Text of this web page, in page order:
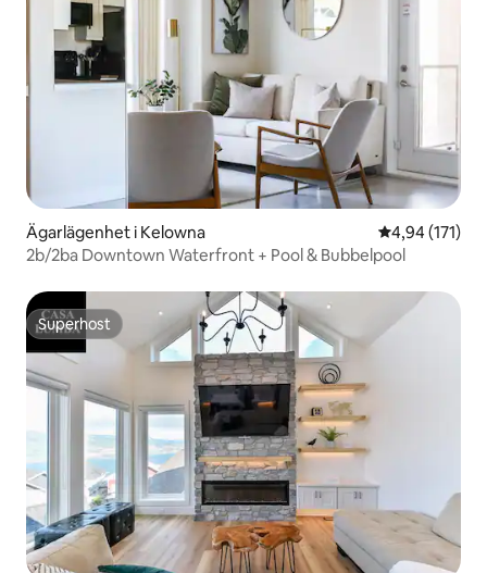
Ägarlägenhet i Kelowna 4,94 av 5 i
4,94 (171)
2b/2ba Downtown Waterfront + Pool & Bubbelpool
Superhost
Superhost